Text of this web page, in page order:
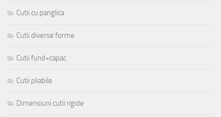
Cutii cu panglica
Cutii diverse forme
Cutii fund+capac
Cutii pliabile
Dimensiuni cutii rigide